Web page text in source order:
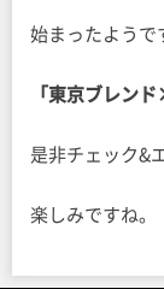
始まったようで
「東京ブレンド
是非チェック&
楽しみですね。